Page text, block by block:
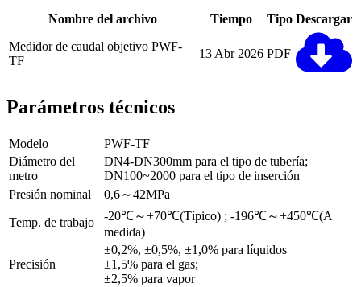
Nombre del archivo Tiempo Tipo Descargar
Medidor de caudal objetivo PWF-
TF
13 Abr 2026 PDF
Parámetros técnicos
Modelo
PWF-TF
Diámetro del
metro
DN4-DN300mm para el tipo de tubería;
DN100~2000 para el tipo de inserción
Presión nominal
0,6～42MPa
Temp. de trabajo
-20℃～+70℃(Típico) ; -196℃～+450℃(A
medida)
Precisión
±0,2%, ±0,5%, ±1,0% para líquidos
±1,5% para el gas;
±2,5% para vapor